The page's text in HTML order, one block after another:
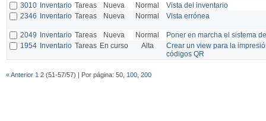
3010 Inventario Tareas Nueva Normal
Vista del inventario
2346 Inventario Tareas Nueva Normal Vista errónea
2049 Inventario Tareas Nueva Normal
Poner en marcha el sistema
1954 Inventario Tareas En curso Alta
Crear un view para la
códigos QR
« Anterior 1 2 (51-57/57) | Por página: 50, 100 200